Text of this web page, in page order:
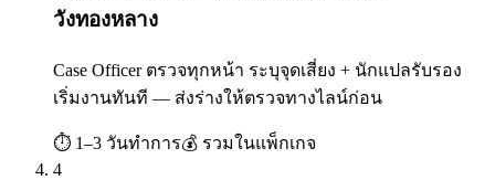
วังทองหลาง
Case Officer ตรวจทุกหน้า ระบุจุดเสี่ยง + นักแปลรับรอง
เริ่มงานทันที — ส่งร่างให้ตรวจทางไลน์ก่อน
⏱ 1–3 วันทำการ💰 รวมในแพ็กเกจ
4